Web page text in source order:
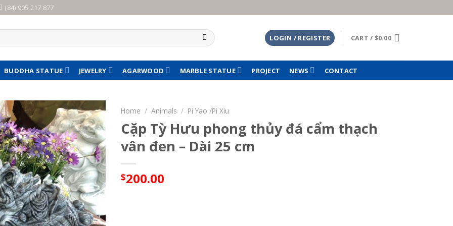
(84) 905 217 877
LOGIN / REGISTER CART / $0.00
BUDDHA STATUE JEWELRY AGARWOOD MARBLE STATUE PROJECT NEWS CONTACT
Home / Animals / Pi Yao /Pi Xiu
Cặp Tỳ Hưu phong thủy đá cẩm thạch
vân đen – Dài 25 cm
$200.00